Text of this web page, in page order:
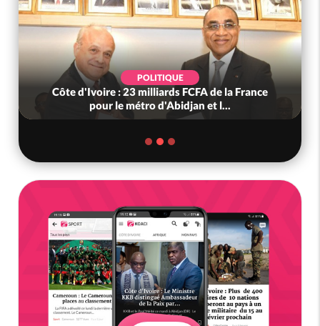
POLITIQUE
Côte d'Ivoire : 23 milliards FCFA de la France
pour le métro d'Abidjan et l...